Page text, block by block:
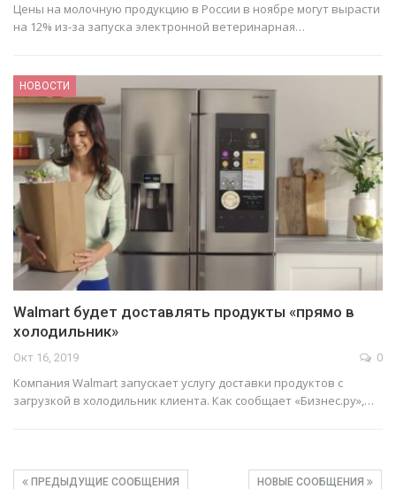
Цены на молочную продукцию в России в ноябре могут вырасти
на 12% из-за запуска электронной ветеринарная…
НОВОСТИ
Walmart будет доставлять продукты «прямо в
холодильник»
Окт 16, 2019 0
Компания Walmart запускает услугу доставки продуктов с
загрузкой в холодильник клиента. Как сообщает «Бизнес.ру»,…
ПРЕДЫДУЩИЕ СООБЩЕНИЯ НОВЫЕ СООБЩЕНИЯ